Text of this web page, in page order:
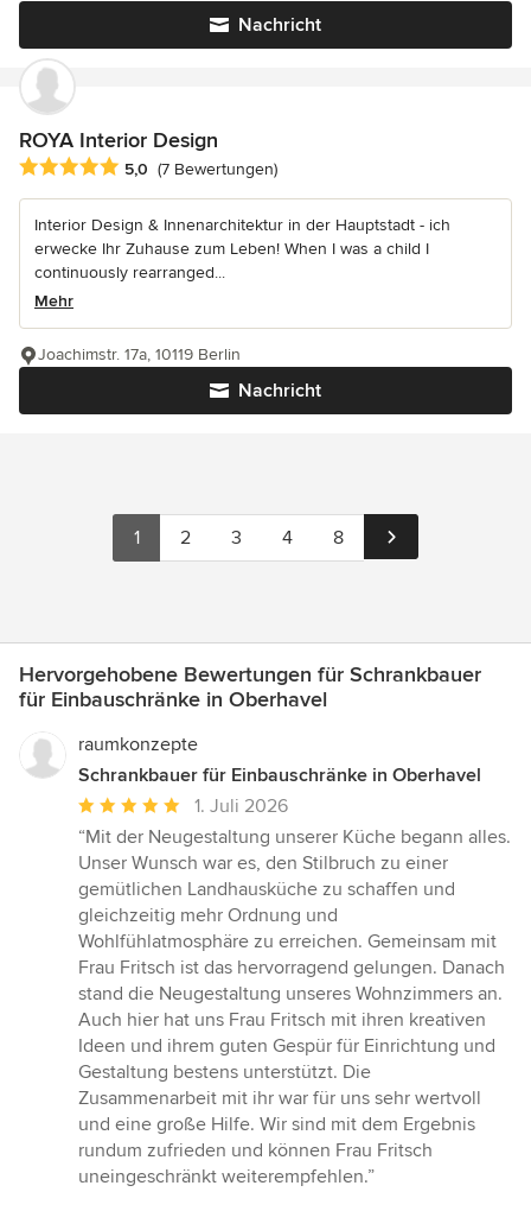
Nachricht
ROYA Interior Design
Durchschnittliche Bewertung: 5 von 5 Sternen
5,0 (7 Bewertungen)
Interior Design & Innenarchitektur in der Hauptstadt - ich
erwecke Ihr Zuhause zum Leben! When I was a child I
continuously rearranged...
Mehr
Nachricht
Joachimstr. 17a, 10119 Berlin
1 2 3 4 8
Hervorgehobene Bewertungen für Schrankbauer
für Einbauschränke in Oberhavel
raumkonzepte
Schrankbauer für Einbauschränke in Oberhavel
Durchschnittliche
Bewertung:
5
von
5
Sternen
1. Juli 2026
“Mit der Neugestaltung unserer Küche begann alles.
Unser Wunsch war es, den Stilbruch zu einer
gemütlichen Landhausküche zu schaffen und
gleichzeitig mehr Ordnung und
Wohlfühlatmosphäre zu erreichen. Gemeinsam mit
Frau Fritsch ist das hervorragend gelungen. Danach
stand die Neugestaltung unseres Wohnzimmers an.
Auch hier hat uns Frau Fritsch mit ihren kreativen
Ideen und ihrem guten Gespür für Einrichtung und
Gestaltung bestens unterstützt. Die
Zusammenarbeit mit ihr war für uns sehr wertvoll
und eine große Hilfe. Wir sind mit dem Ergebnis
rundum zufrieden und können Frau Fritsch
uneingeschränkt weiterempfehlen.”